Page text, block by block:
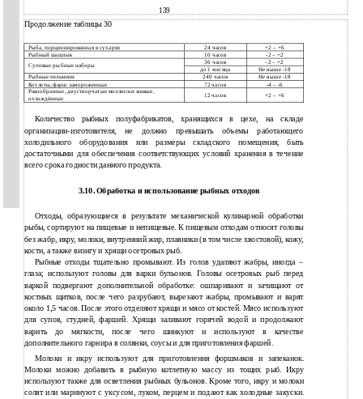
139
Продолжение таблицы 30
Рыба, порционированная в сухарях 24 часов +2 – +6
Рыбный шашлык 10 часов -2 – +2
Суповые рыбные наборы 36 часов -2 – +2
до 1 месяца Не выше -18
Рыбные пельмени 240 часов Не выше -18
Котлеты, фарш замороженные 72 часов -4 – -6
Ракообразные, двустворчатые моллюски живые,
12 часов +2 – +6
охлаждённые
Количество рыбных полуфабрикатов, хранящихся в цехе, на складе
организации-изготовителя, не должно превышать объемы работающего
холодильного оборудования или размеры складского помещения, быть
достаточными для обеспечения соответствующих условий хранения в течение
всего срока годности данного продукта.
3.10. Обработка и использование рыбных отходов
Отходы, образующиеся в результате механической кулинарной обработки
рыбы, сортируют на пищевые и непищевые. К пищевым отходам относят головы
без жабр, икру, молоки, внутренний жир, плавники (в том числе хвостовой), кожу,
кости, а также визигу и хрящи осетровых рыб.
Рыбные отходы тщательно промывают. Из голов удаляют жабры, иногда –
глаза; используют головы для варки бульонов. Головы осетровых рыб перед
варкой подвергают дополнительной обработке: ошпаривают и зачищают от
костных щитков, после чего разрубают, вырезают жабры, промывают и варят
около 1,5 часов. После этого отделяют хрящи и мясо от костей. Мясо используют
для супов, студней, фаршей. Хрящи заливают горячей водой и продолжают
варить до мягкости, после чего шинкуют и используют в качестве
дополнительного гарнира в солянки, соусы и для приготовления фаршей.
Молоки и икру используют для приготовления форшмаков и запеканок.
Молоки можно добавить в рыбную котлетную массу из тощих рыб. Икру
используют также для осветления рыбных бульонов. Кроме того, икру и молоки
солят или маринуют с уксусом, луком, перцем и подают как холодные закуски.